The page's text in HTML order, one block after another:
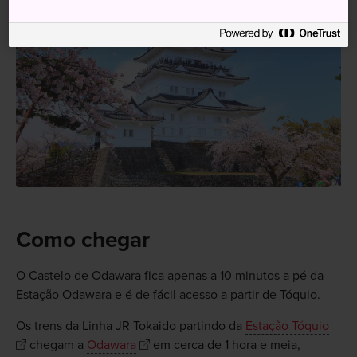
Como chegar
O Castelo de Odawara fica apenas a 10 minutos a pé da
Estação Odawara e é de fácil acesso a partir de Tóquio.
Os trens da Linha JR Tokaido partindo da Estação Tóquio
chegam a Odawara
em cerca de 1 hora e meia,